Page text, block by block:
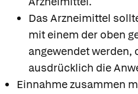
Das Arzneimittel
mit einem der oben
angewendet werden,
ausdrücklich die
Einnahme zusammen